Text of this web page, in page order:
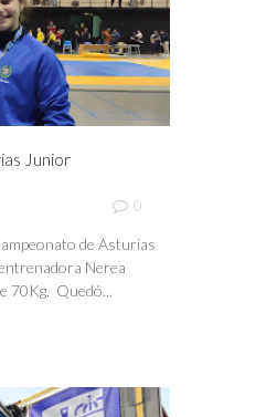
Junior
0
de Asturias
Nerea
70Kg. Quedó...